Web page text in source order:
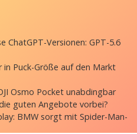
ChatGPT-Versionen: GPT-5.6
in Puck-Größe auf den Markt
Osmo Pocket unabdingbar
guten Angebote vorbei?
BMW sorgt mit Spider-Man-